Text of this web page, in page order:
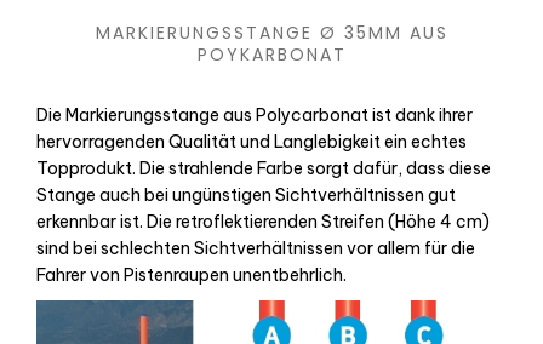
MARKIERUNGSSTANGE Ø 35MM AUS
POYKARBONAT
Die Markierungsstange aus Polycarbonat ist dank ihrer
hervorragenden Qualität und Langlebigkeit ein echtes
Topprodukt. Die strahlende Farbe sorgt dafür, dass diese
Stange auch bei ungünstigen Sichtverhältnissen gut
erkennbar ist. Die retroflektierenden Streifen (Höhe 4 cm)
sind bei schlechten Sichtverhältnissen vor allem für die
Fahrer von Pistenraupen unentbehrlich.